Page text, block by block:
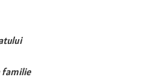
familie